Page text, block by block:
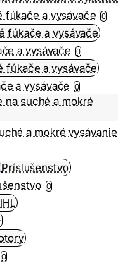
fúkače a vysávače 0
a vysávače 0
a vysávače 0
a mokré vysávanie
0
0